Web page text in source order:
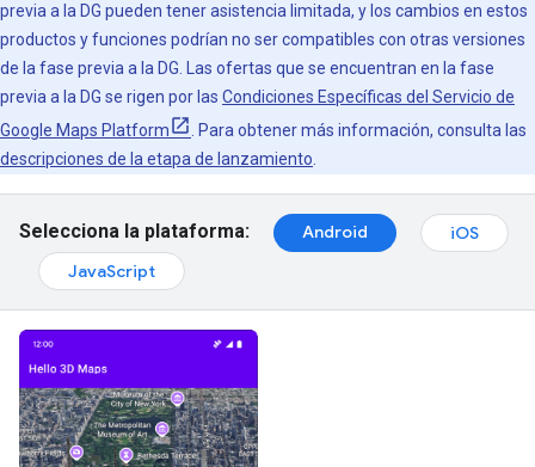
previa a la DG pueden tener asistencia limitada, y los cambios en estos
productos y funciones podrían no ser compatibles con otras versiones
de la fase previa a la DG. Las ofertas que se encuentran en la fase
previa a la DG se rigen por las Condiciones Específicas del Servicio de
Google Maps Platform
. Para obtener más información, consulta las
descripciones de la etapa de lanzamiento
Selecciona la plataforma: Android
iOS
JavaScript